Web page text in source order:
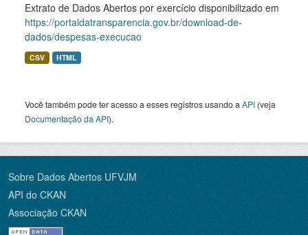
Extrato de Dados Abertos por exercício disponibilizado em
https://portaldatransparencia.gov.br/download-de-
dados/despesas-execucao
CSV HTML
Você também pode ter acesso a esses registros usando a API (veja
Documentação da API).
Sobre Dados Abertos UFVJM
API do CKAN
Associação CKAN